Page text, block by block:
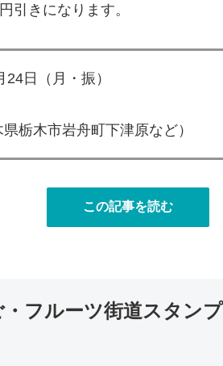
引きになります。
日（月・振）
栃木市岩舟町下津原など）
この記事を読む
フルーツ街道スタン